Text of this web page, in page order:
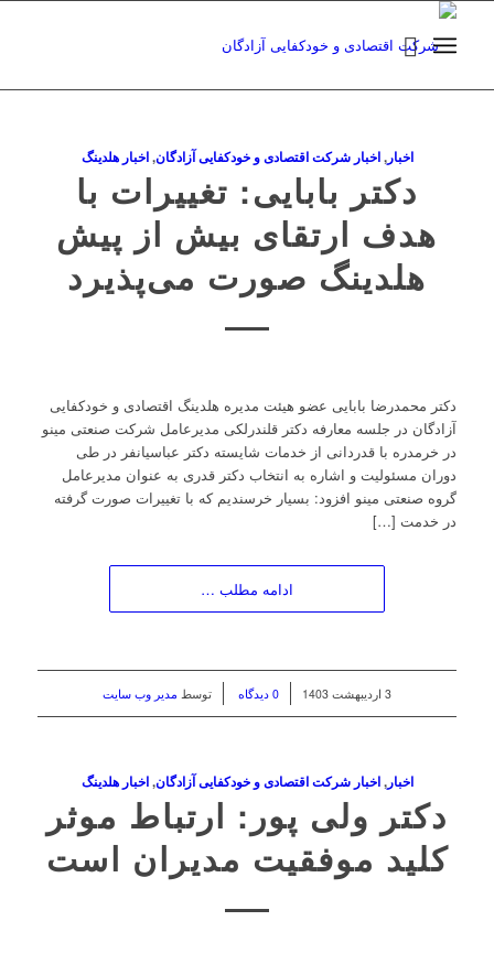
اخبار,اخبار شرکت اقتصادی و خودکفایی آزادگان,اخبار هلدینگ
دکتر بابایی: تغییرات با
هدف ارتقای بیش از پیش
هلدینگ صورت می‌پذیرد
دکتر محمدرضا بابایی عضو هیئت مدیره هلدینگ اقتصادی و خودکفایی
آزادگان در جلسه معارفه دکتر قلندرلکی مدیرعامل شرکت صنعتی مینو
در خرمدره با قدردانی از خدمات شایسته دکتر عباسیانفر در طی
دوران مسئولیت و اشاره به انتخاب دکتر قدری به عنوان مدیرعامل
گروه صنعتی مینو افزود: بسیار خرسندیم که با تغییرات صورت گرفته
در خدمت […]
ادامه مطلب …
3 اردیبهشت 1403 / 0 دیدگاه توسط مدیر وب سایت
اخبار,اخبار شرکت اقتصادی و خودکفایی آزادگان,اخبار هلدینگ
دکتر ولی پور: ارتباط موثر
کلید موفقیت مدیران است